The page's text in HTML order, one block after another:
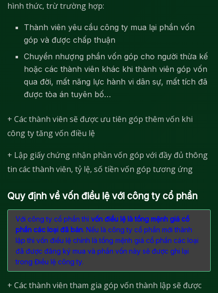
hình thức, trừ trường hợp:
Thành viên yêu cầu công ty mua lại phần vốn
góp và được chấp thuận
Chuyển nhượng phần vốn góp cho người thừa kế
hoặc các thành viên khác khi thành viên góp vốn
qua đời, mất năng lực hành vi dân sự, mất tích đã
được tòa án tuyên bố…
+ Các thành viên sẽ được ưu tiên góp thêm vốn khi
công ty tăng vốn điều lệ
+ Lập giấy chứng nhận phần vốn góp với đầy đủ thông
tin các thành viên, tỷ lệ, số tiền vốn góp tương ứng
Quy định về vốn điều lệ với công ty cổ phần
Với công ty cổ phần thì vốn điều lệ là tổng mệnh giá cổ
phần các loại đã bán. Nếu là công ty cổ phần mới thành
lập thì vốn điều lệ chính là tổng mệnh giá cổ phần các loại
đã được đăng ký mua và phần vốn này sẽ được ghi lại
trong Điều lệ công ty.
+ Các thành viên tham gia góp vốn thành lập sẽ được